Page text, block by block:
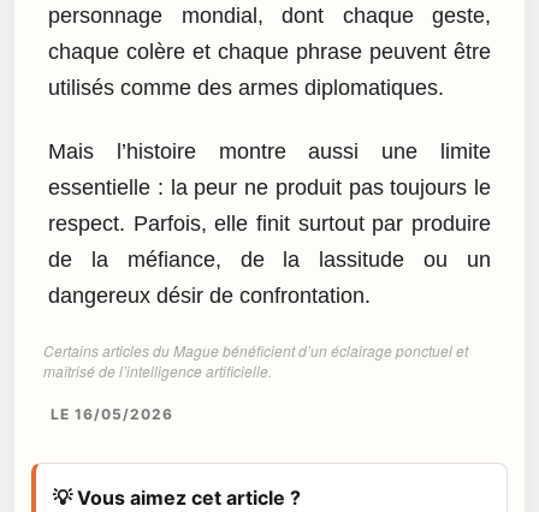
personnage mondial, dont chaque geste,
chaque colère et chaque phrase peuvent être
utilisés comme des armes diplomatiques.
Mais l’histoire montre aussi une limite
essentielle : la peur ne produit pas toujours le
respect. Parfois, elle finit surtout par produire
de la méfiance, de la lassitude ou un
dangereux désir de confrontation.
Certains articles du Mague bénéficient d’un éclairage ponctuel et
maîtrisé de l’intelligence artificielle.
LE 16/05/2026
💡 Vous aimez cet article ?